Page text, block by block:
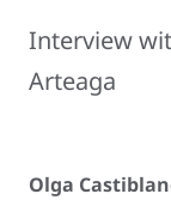
Interview
Arteaga
Olga